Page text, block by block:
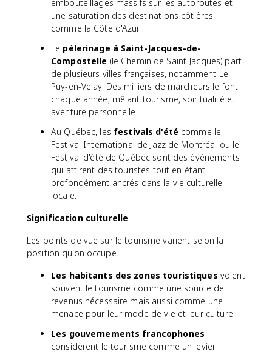
embouteillages massifs sur les autoroutes et
une saturation des destinations côtières
comme la Côte d'Azur.
Le pèlerinage à Saint-Jacques-de-
Compostelle (le Chemin de Saint-Jacques) part
de plusieurs villes françaises, notamment Le
Puy-en-Velay. Des milliers de marcheurs le font
chaque année, mêlant tourisme, spiritualité et
aventure personnelle.
Au Québec, les festivals d'été comme le
Festival International de Jazz de Montréal ou le
Festival d'été de Québec sont des événements
qui attirent des touristes tout en étant
profondément ancrés dans la vie culturelle
locale.
Signification culturelle
Les points de vue sur le tourisme varient selon la
position qu'on occupe :
Les habitants des zones touristiques voient
souvent le tourisme comme une source de
revenus nécessaire mais aussi comme une
menace pour leur mode de vie et leur culture.
Les gouvernements francophones
considèrent le tourisme comme un levier